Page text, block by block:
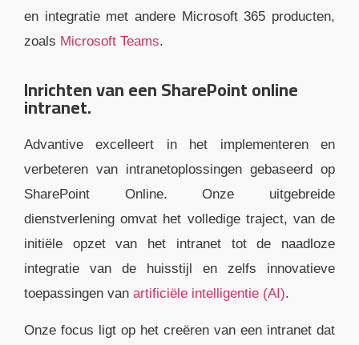
en integratie met andere Microsoft 365 producten,
zoals Microsoft Teams.
Inrichten van een SharePoint online
intranet.
Advantive excelleert in het implementeren en
verbeteren van intranetoplossingen gebaseerd op
SharePoint Online. Onze uitgebreide
dienstverlening omvat het volledige traject, van de
initiële opzet van het intranet tot de naadloze
integratie van de huisstijl en zelfs innovatieve
toepassingen van artificiële intelligentie (AI).
Onze focus ligt op het creëren van een intranet dat